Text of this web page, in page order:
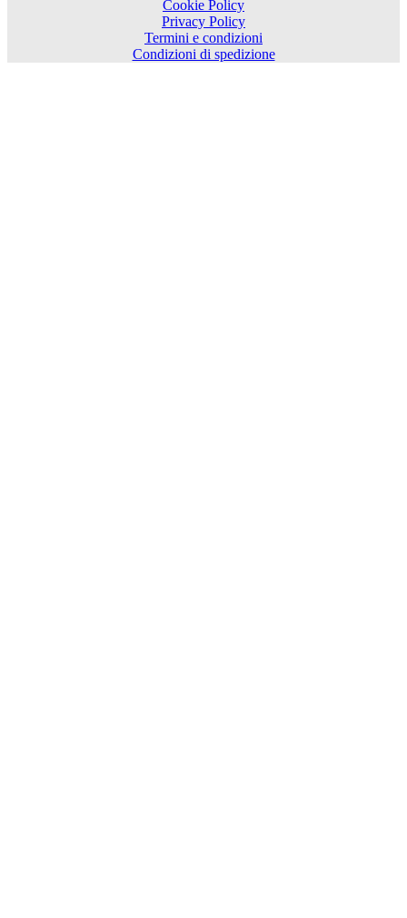
Cookie Policy
Privacy Policy
Termini e condizioni
Condizioni di spedizione